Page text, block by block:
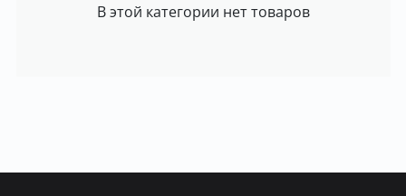
В этой категории нет товаров